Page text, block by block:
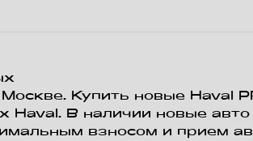
Купить новые Haval
Haval. В наличии новые
взносом и прием